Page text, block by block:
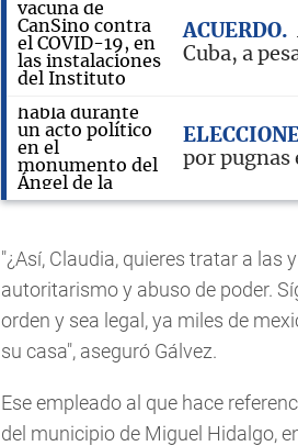
ACUERDO
Cuba, a
por pugnas
"¿Así, Claudia, quieres tratar a las
autoritarismo y abuso de poder.
orden y sea legal, ya miles de
su casa", aseguró Gálvez.
Ese empleado al que hace
del municipio de Miguel Hidalgo,